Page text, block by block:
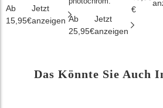
Ab
15,95€
Jetzt
anzeigen Ab
25,95€
Jetzt
anzeigen
€
Das Könnte Sie Auch